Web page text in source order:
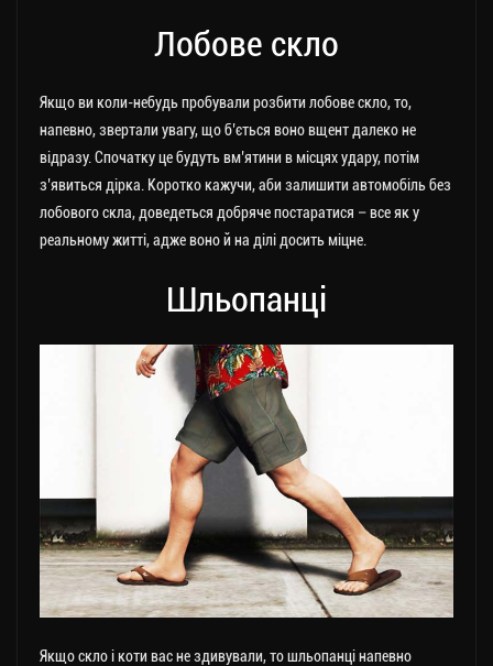
Лобове скло
Якщо ви коли-небудь пробували розбити лобове скло, то,
напевно, звертали увагу, що б’ється воно вщент далеко не
відразу. Спочатку це будуть вм’ятини в місцях удару, потім
з’явиться дірка. Коротко кажучи, аби залишити автомобіль без
лобового скла, доведеться добряче постаратися – все як у
реальному житті, адже воно й на ділі досить міцне.
Шльопанці
Якщо скло і коти вас не здивували, то шльопанці напевно